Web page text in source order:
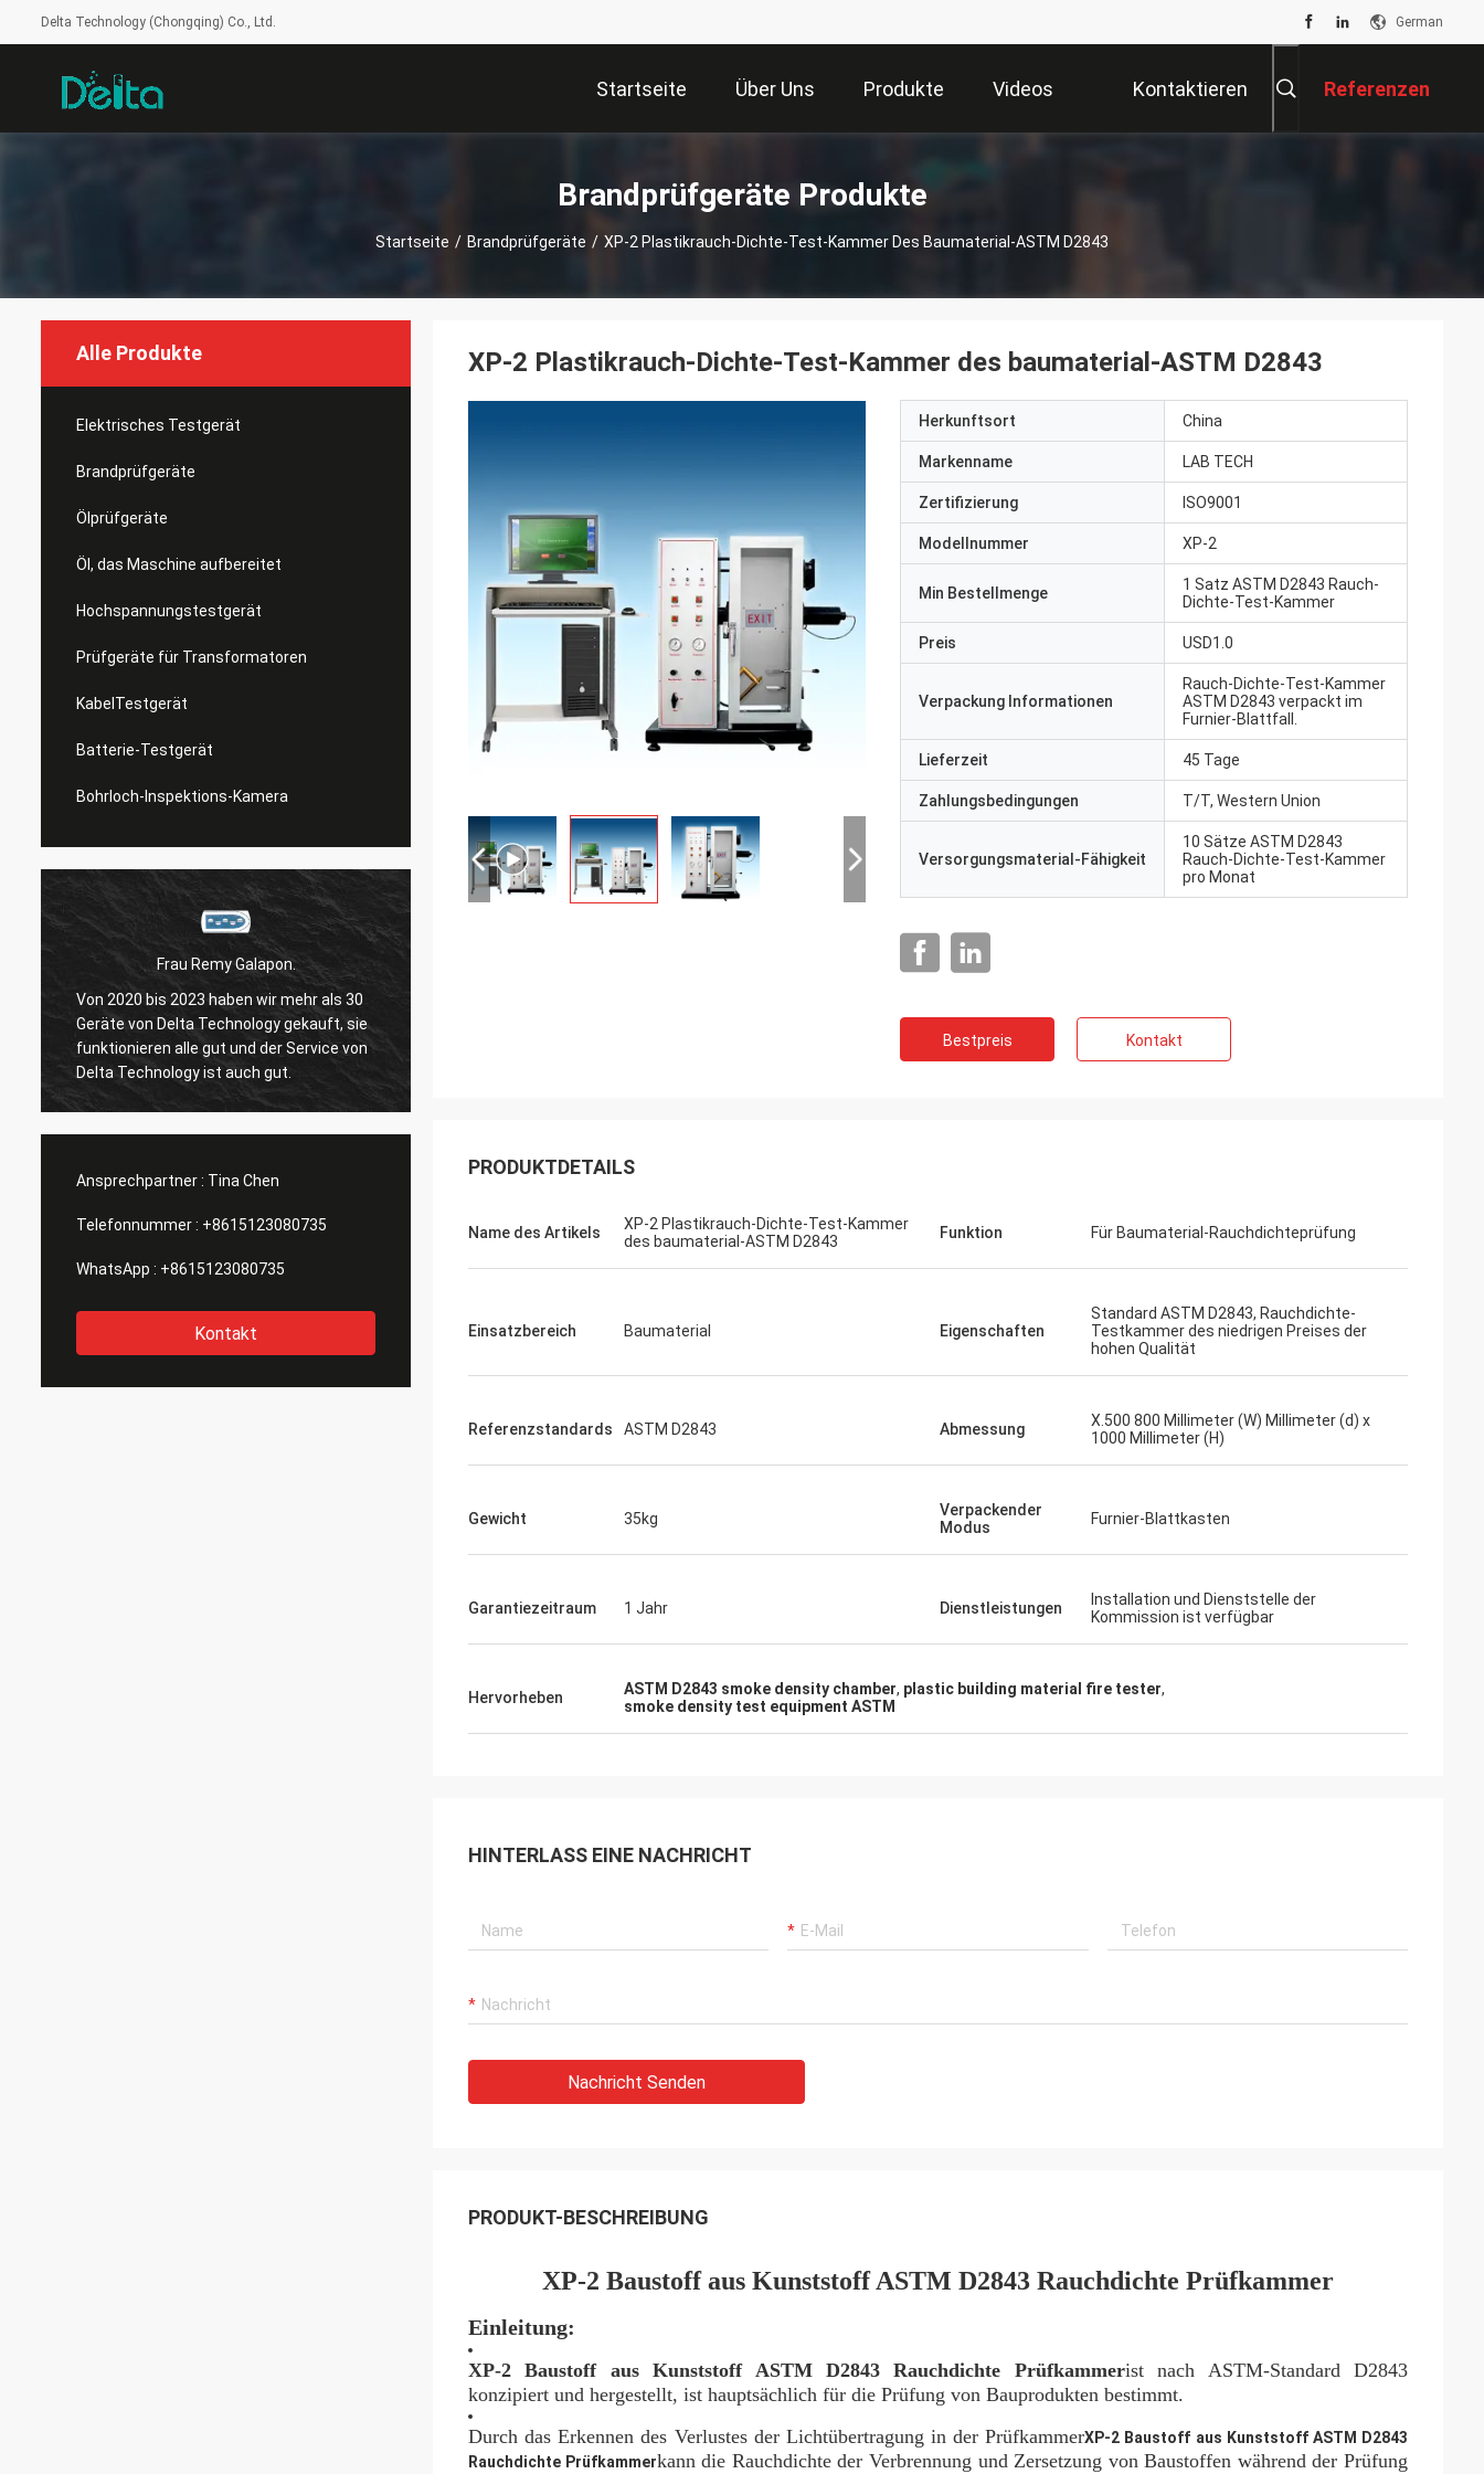
Delta Technology (Chongqing) Co., Ltd. German
Startseite Über Uns Produkte Videos Kontaktieren Referenzen
Brandprüfgeräte Produkte
Startseite / Brandprüfgeräte / XP-2 Plastikrauch-Dichte-Test-Kammer Des Baumaterial-ASTM D2843
Alle Produkte
Elektrisches Testgerät
Brandprüfgeräte
Ölprüfgeräte
Öl, das Maschine aufbereitet
Hochspannungstestgerät
Prüfgeräte für Transformatoren
KabelTestgerät
Batterie-Testgerät
Bohrloch-Inspektions-Kamera
Frau Remy Galapon.
Von 2020 bis 2023 haben wir mehr als 30
Geräte von Delta Technology gekauft, sie
funktionieren alle gut und der Service von
Delta Technology ist auch gut.
- Ich bin nicht der Richtige.
alle in gutem Zustand. Ich kaufe früher ein
Instrument. Vielen Dank.
Ansprechpartner : Tina Chen
Telefonnummer : +8615123080735
WhatsApp : +8615123080735
Kontakt
XP-2 Plastikrauch-Dichte-Test-Kammer des baumaterial-ASTM D2843
Herkunftsort China
Markenname LAB TECH
Zertifizierung ISO9001
Modellnummer XP-2
Min Bestellmenge
1 Satz ASTM D2843 Rauch-
Dichte-Test-Kammer
Preis USD1.0
Verpackung Informationen
Rauch-Dichte-Test-Kammer
ASTM D2843 verpackt im
Furnier-Blattfall.
Lieferzeit 45 Tage
Zahlungsbedingungen T/T, Western Union
Versorgungsmaterial-Fähigkeit
10 Sätze ASTM D2843
Rauch-Dichte-Test-Kammer
pro Monat
Bestpreis Kontakt
PRODUKTDETAILS
Name des Artikels
XP-2 Plastikrauch-Dichte-Test-Kammer
des baumaterial-ASTM D2843
Funktion Für Baumaterial-Rauchdichteprüfung
Einsatzbereich Baumaterial Eigenschaften
Standard ASTM D2843, Rauchdichte-
Testkammer des niedrigen Preises der
hohen Qualität
Referenzstandards ASTM D2843 Abmessung
X.500 800 Millimeter (W) Millimeter (d) x
1000 Millimeter (H)
Gewicht 35kg
Verpackender
Modus
Furnier-Blattkasten
Garantiezeitraum 1 Jahr Dienstleistungen
Installation und Dienststelle der
Kommission ist verfügbar
Hervorheben ASTM D2843 smoke density chamber, plastic building material fire tester,
smoke density test equipment ASTM
HINTERLASS EINE NACHRICHT
Nachricht Senden
PRODUKT-BESCHREIBUNG
XP-2 Baustoff aus Kunststoff ASTM D2843 Rauchdichte Prüfkammer
Einleitung:
XP-2 Baustoff aus Kunststoff ASTM D2843 Rauchdichte Prüfkammerist nach ASTM-Standard D2843
konzipiert und hergestellt, ist hauptsächlich für die Prüfung von Bauprodukten bestimmt.
Durch das Erkennen des Verlustes der Lichtübertragung in der PrüfkammerXP-2 Baustoff aus Kunststoff ASTM D2843
Rauchdichte Prüfkammerkann die Rauchdichte der Verbrennung und Zersetzung von Baustoffen während der Prüfung